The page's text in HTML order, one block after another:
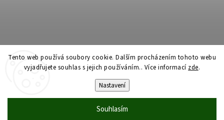
Tento web používá soubory cookie. Dalším procházením tohoto webu
vyjadřujete souhlas s jejich používáním.. Více informací zde.
Nastavení
Souhlasím
Professor Onyx. Všechna práva vyhrazena.